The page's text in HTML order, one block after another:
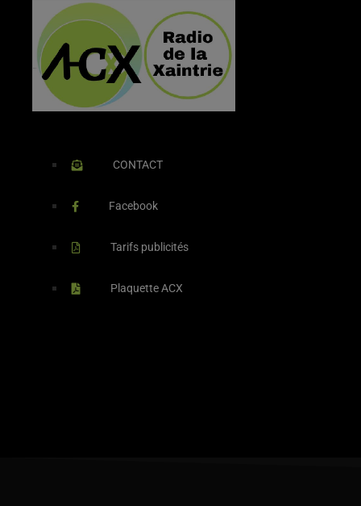
CONTACT
Facebook
Tarifs publicités
Plaquette ACX